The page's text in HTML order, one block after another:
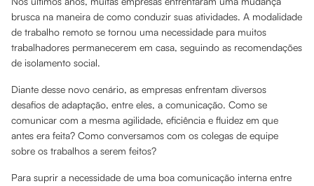
brusca na maneira de como conduzir suas atividades. A modalidade
de trabalho remoto se tornou uma necessidade para muitos
trabalhadores permanecerem em casa, seguindo as recomendações
de isolamento social.
Diante desse novo cenário, as empresas enfrentam diversos
desafios de adaptação, entre eles, a comunicação. Como se
comunicar com a mesma agilidade, eficiência e fluidez em que
antes era feita? Como conversamos com os colegas de equipe
sobre os trabalhos a serem feitos?
Para suprir a necessidade de uma boa comunicação interna entre